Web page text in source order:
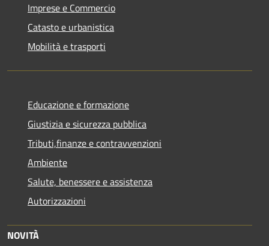
Imprese e Commercio
Catasto e urbanistica
Mobilità e trasporti
Educazione e formazione
Giustizia e sicurezza pubblica
Tributi,finanze e contravvenzioni
Ambiente
Salute, benessere e assistenza
Autorizzazioni
NOVITÀ